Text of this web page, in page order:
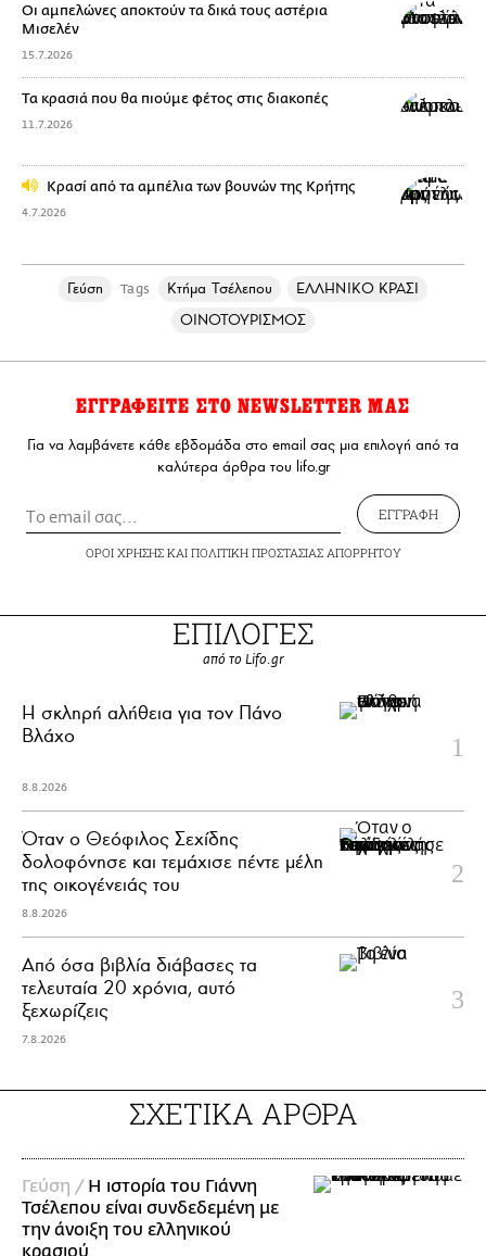
Οι αμπελώνες αποκτούν τα δικά τους αστέρια
Μισελέν
15.7.2026
Τα κρασιά που θα πιούμε φέτος στις διακοπές
11.7.2026
Κρασί από τα αμπέλια των βουνών της Κρήτης
4.7.2026
Γεύση Tags Κτήμα Τσέλεπου
ΕΛΛΗΝΙΚΟ ΚΡΑΣΙ
ΟΙΝΟΤΟΥΡΙΣΜΟΣ
ΕΓΓΡΑΦΕΙΤΕ ΣΤΟ NEWSLETTER ΜΑΣ
Για να λαμβάνετε κάθε εβδομάδα στο email σας μια επιλογή από τα
καλύτερα άρθρα του lifo.gr
ΕΓΓΡΑΦΗ
ΟΡΟΙ ΧΡΗΣΗΣΚΑΙ ΠΟΛΙΤΙΚΗ ΠΡΟΣΤΑΣΙΑΣ ΑΠΟΡΡΗΤΟΥ
ΕΠΙΛΟΓΕΣ
από το Lifo.gr
H σκληρή αλήθεια για τον Πάνο
Βλάχο
8.8.2026
Όταν ο Θεόφιλος Σεχίδης
δολοφόνησε και τεμάχισε πέντε μέλη
της οικογένειάς του
8.8.2026
Από όσα βιβλία διάβασες τα
τελευταία 20 χρόνια, αυτό
ξεχωρίζεις
7.8.2026
ΣΧΕΤΙΚΑ ΑΡΘΡΑ
Γεύση / H ιστορία του Γιάννη
Τσέλεπου είναι συνδεδεμένη με
την άνοιξη του ελληνικού
κρασιού